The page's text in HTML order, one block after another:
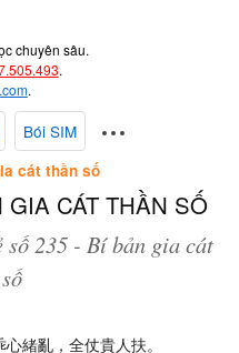
chuyên sâu.
.
.
Bói SIM
cát thần số
CÁT THẦN SỐ
235 - Bí bản gia cát
緒亂，全仗貴人扶。